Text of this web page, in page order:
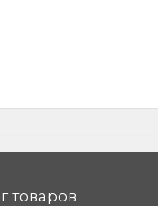
товаров